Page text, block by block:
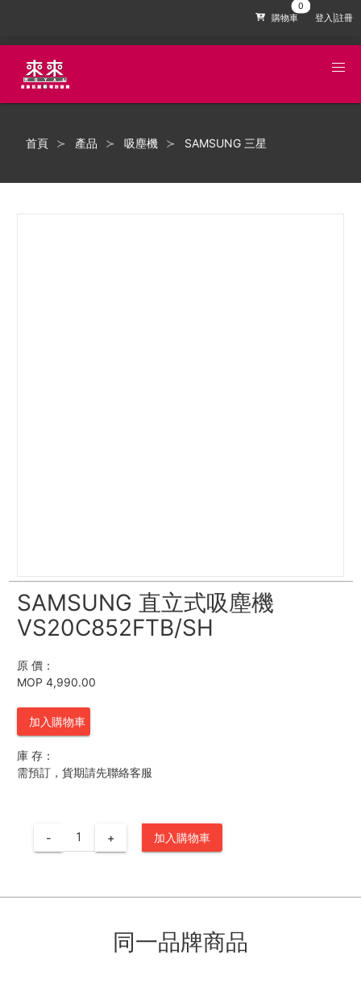
購物車 登入|註冊
首頁 產品 吸塵機 SAMSUNG 三星
SAMSUNG 直立式吸塵機
VS20C852FTB/SH
原 價：
MOP 4,990.00
加入購物車
庫 存：
需預訂，貨期請先聯絡客服
- + 加入購物車
同一品牌商品